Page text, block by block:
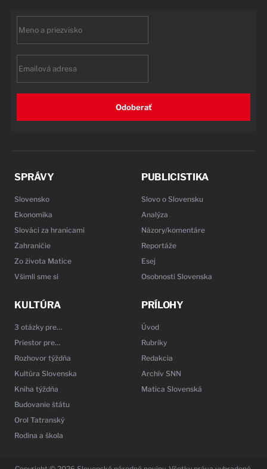
Odoberať
SPRÁVY
Slovensko
Ekonomika
Slováci za hranicami
Zahraničie
Zo života Matice
Všimli sme si
PUBLICISTIKA
Slovo o Slovensku
Analýza
Názory/komentáre
Reportáže
Esej
Osobnosti Slovenska
KULTÚRA
3 otázky pre…
Priestor pre…
Rozhovor týždňa
Kultúra Slovenska
Kniha týždňa
Budovanie štátu
Orol Tatranský
Rodina a škola
PRÍLOHY
Úvod
Rubriky
Redakcia
Archív SNN
Matica Slovenská